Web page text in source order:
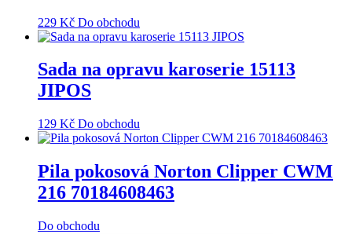
229 Kč Do obchodu
Sada na opravu karoserie 15113
JIPOS
129 Kč Do obchodu
Pila pokosová Norton Clipper CWM
216 70184608463
Do obchodu